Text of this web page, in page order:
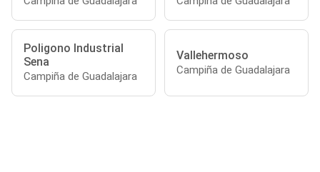
Poligono Industrial
Sena
Campiña de Guadalajara
Vallehermoso
Campiña de Guadalajara